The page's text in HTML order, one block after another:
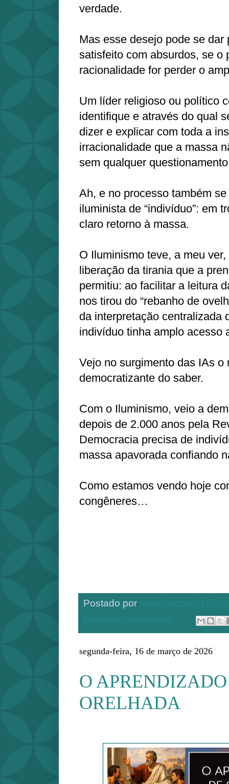
verdade.
Mas esse desejo pode se dar
satisfeito com absurdos, se o
racionalidade for perder o
Um líder religioso ou político
identifique e através do qual
dizer e explicar com toda a
irracionalidade que a massa
sem qualquer
Ah, e no processo também
iluminista de “indivíduo”: em
claro retorno à massa.
O Iluminismo teve, a meu
liberação da tirania que a
permitiu: ao facilitar a leitura
nos tirou do “rebanho de
da interpretação centralizada
indivíduo tinha amplo acesso
Vejo no surgimento das IAs o
democratizante do saber.
Com o Iluminismo, veio a
depois de 2.000 anos pela
Democracia precisa de
massa apavorada confiando
Como estamos vendo hoje
congêneres…
Postado por
segunda-feira, 16 de março de 2026
O
ORELHADA